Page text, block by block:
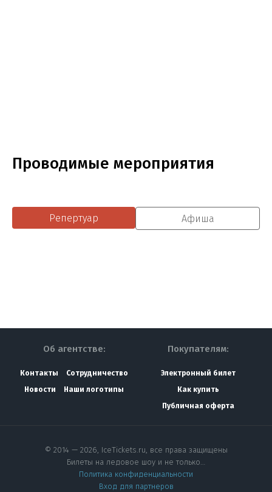
Проводимые мероприятия
Репертуар Афиша
Об агентстве:
Контакты
Сотрудничество
Новости
Наши логотипы
Покупателям:
Электронный билет
Как купить
Публичная оферта
© 2014 — 2026, IceTickets.ru, все права защищены
Билеты на ледовое шоу и не только…
Политика конфиденциальности
Вход для партнеров